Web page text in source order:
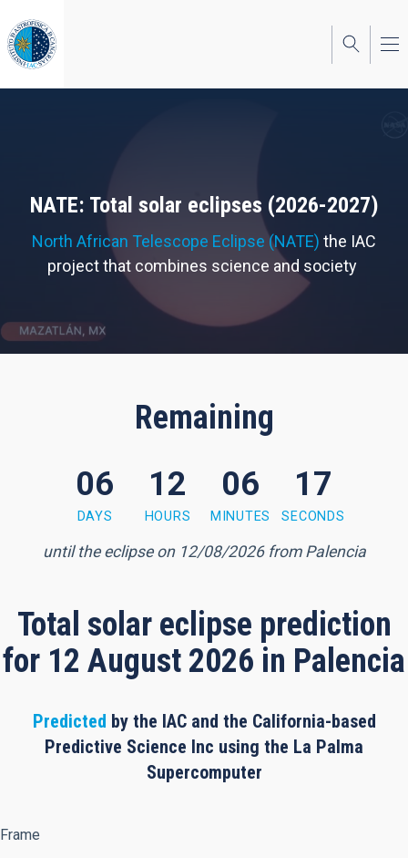
to
main
content
NATE: Total solar eclipses (2026-2027)
North African Telescope Eclipse (NATE) the IAC
project that combines science and society
Remaining
15 seconds
06
DAYS
12
HOURS
06
MINUTES
16
SECONDS
until the eclipse on 12/08/2026 from Palencia
Total solar eclipse prediction
for 12 August 2026 in Palencia
Predicted by the IAC and the California-based
Predictive Science Inc using the La Palma
Supercomputer
Frame